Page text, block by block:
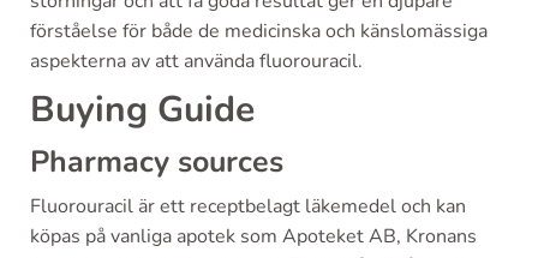
förståelse för både de medicinska och känslomässiga
aspekterna av att använda fluorouracil.
Buying Guide
Pharmacy sources
Fluorouracil är ett receptbelagt läkemedel och kan
köpas på vanliga apotek som Apoteket AB, Kronans